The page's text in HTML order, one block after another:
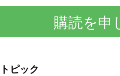
購読を申
トピック